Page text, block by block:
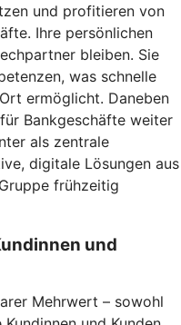
und profitieren von
Ihre persönlichen
bleiben. Sie
was schnelle
ermöglicht. Daneben
Bankgeschäfte weiter
als zentrale
digitale Lösungen aus
frühzeitig
und
Mehrwert – sowohl